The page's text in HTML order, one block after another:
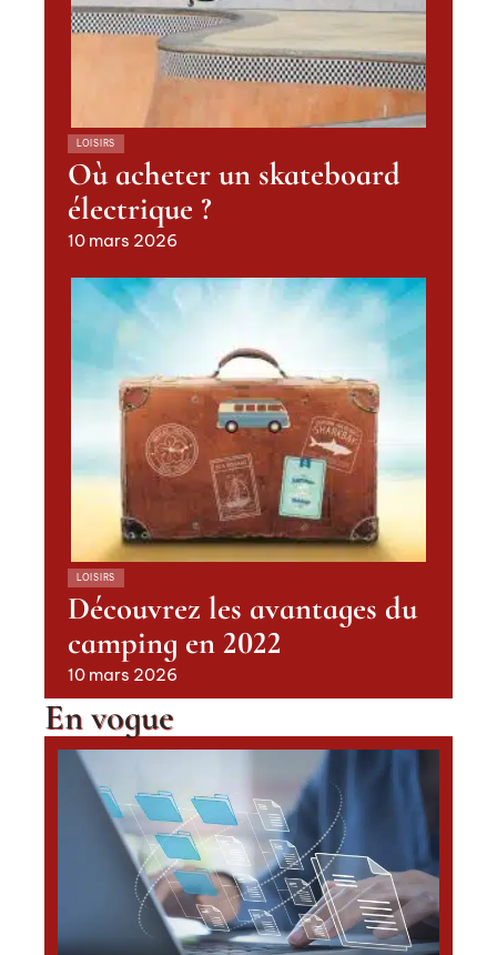
LOISIRS
Où acheter un skateboard
électrique ?
10 mars 2026
LOISIRS
Découvrez les avantages du
camping en 2022
10 mars 2026
En vogue